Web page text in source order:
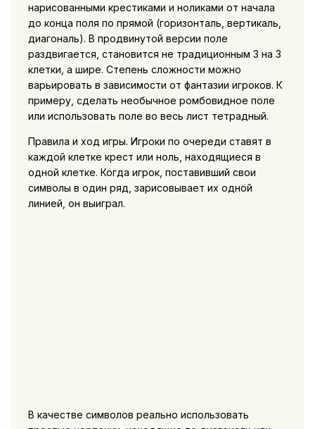
нарисованными крестиками и ноликами от начала
до конца поля по прямой (горизонталь, вертикаль,
диагональ). В продвинутой версии поле
раздвигается, становится не традиционным 3 на 3
клетки, а шире. Степень сложности можно
варьировать в зависимости от фантазии игроков. К
примеру, сделать необычное ромбовидное поле
или использовать поле во весь лист тетрадный.
Правила и ход игры. Игроки по очереди ставят в
каждой клетке крест или ноль, находящиеся в
одной клетке. Когда игрок, поставивший свои
символы в один ряд, зарисовывает их одной
линией, он выиграл.
В качестве символов реально использовать